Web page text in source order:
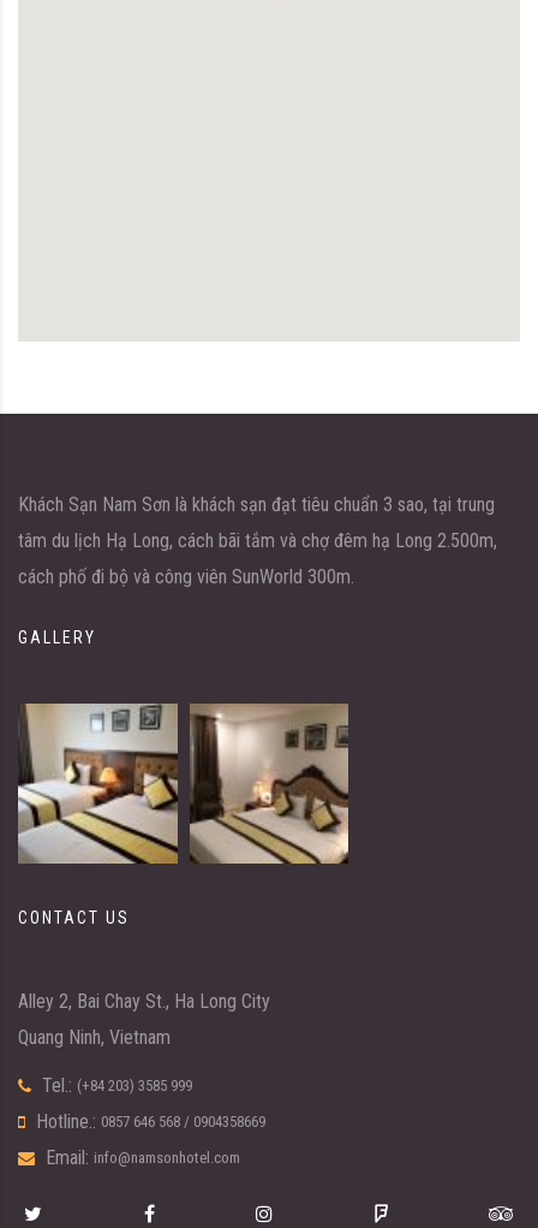
Khách Sạn Nam Sơn là khách sạn đạt tiêu chuẩn 3 sao, tại trung
tâm du lịch Hạ Long, cách bãi tắm và chợ đêm hạ Long 2.500m,
cách phố đi bộ và công viên SunWorld 300m.
GALLERY
CONTACT US
Alley 2, Bai Chay St., Ha Long City
Quang Ninh, Vietnam
Tel.: (+84 203) 3585 999
Hotline.: 0857 646 568 / 0904358669
Email: info@namsonhotel.com